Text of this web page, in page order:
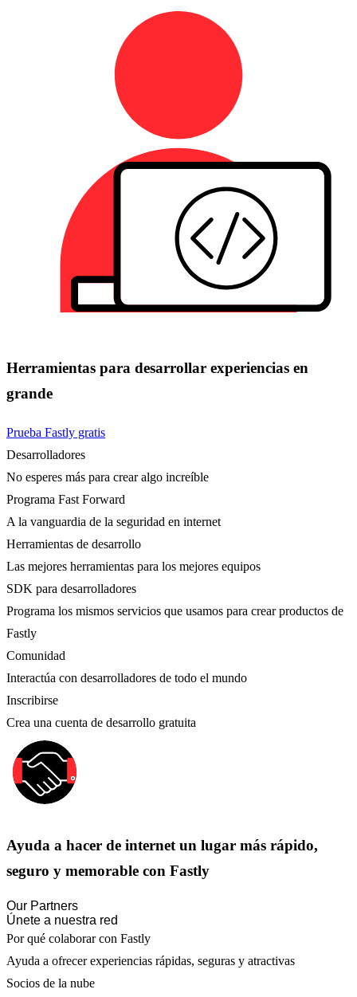
Herramientas para desarrollar experiencias en
grande
Prueba Fastly gratis
Desarrolladores
No esperes más para crear algo increíble
Programa Fast Forward
A la vanguardia de la seguridad en internet
Herramientas de desarrollo
Las mejores herramientas para los mejores equipos
SDK para desarrolladores
Programa los mismos servicios que usamos para crear productos de
Fastly
Comunidad
Interactúa con desarrolladores de todo el mundo
Inscribirse
Crea una cuenta de desarrollo gratuita
Ayuda a hacer de internet un lugar más rápido,
seguro y memorable con Fastly
Our Partners
Únete a nuestra red
Por qué colaborar con Fastly
Ayuda a ofrecer experiencias rápidas, seguras y atractivas
Socios de la nube